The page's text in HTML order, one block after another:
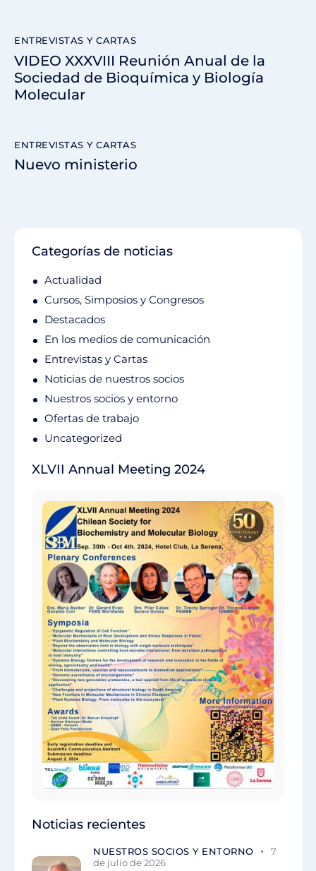
ENTREVISTAS Y CARTAS
VIDEO XXXVIII Reunión Anual de la
Sociedad de Bioquímica y Biología
Molecular
ENTREVISTAS Y CARTAS
Nuevo ministerio
Categorías de noticias
Actualidad
Cursos, Simposios y Congresos
Destacados
En los medios de comunicación
Entrevistas y Cartas
Noticias de nuestros socios
Nuestros socios y entorno
Ofertas de trabajo
Uncategorized
XLVII Annual Meeting 2024
Noticias recientes
NUESTROS SOCIOS Y ENTORNO
7
de julio de 2026